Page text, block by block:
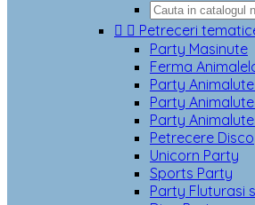
  Petreceri
Party Masinute
Ferma
Party
Party
Party
Petrecere Disco
Unicorn Party
Sports Party
Party Fluturasi